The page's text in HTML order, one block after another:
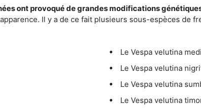
ont provoqué de grandes modifications
Il y a de ce fait plusieurs sous-espèces de
Le Vespa velutina
Le Vespa velutina
Le Vespa velutina
Le Vespa velutina